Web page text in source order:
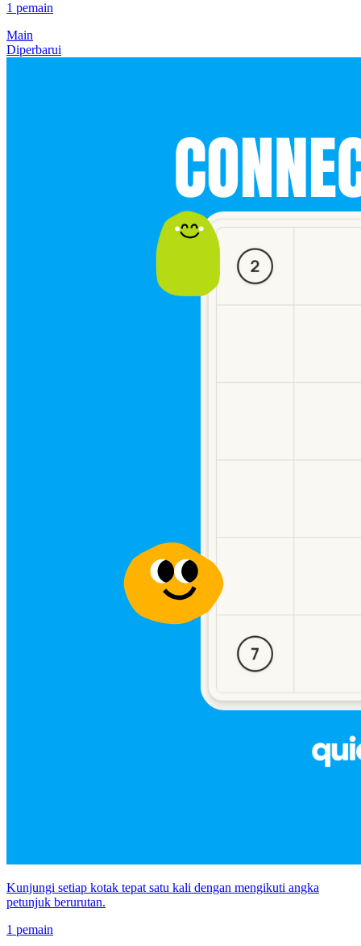
1 pemain
Main
Diperbarui
Kunjungi setiap kotak tepat satu kali dengan mengikuti angka
petunjuk berurutan.
1 pemain